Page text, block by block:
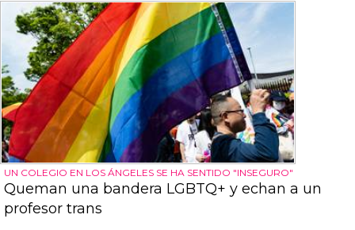
UN COLEGIO EN LOS ÁNGELES SE HA SENTIDO "INSEGURO"
Queman una bandera LGBTQ+ y echan a un
profesor trans